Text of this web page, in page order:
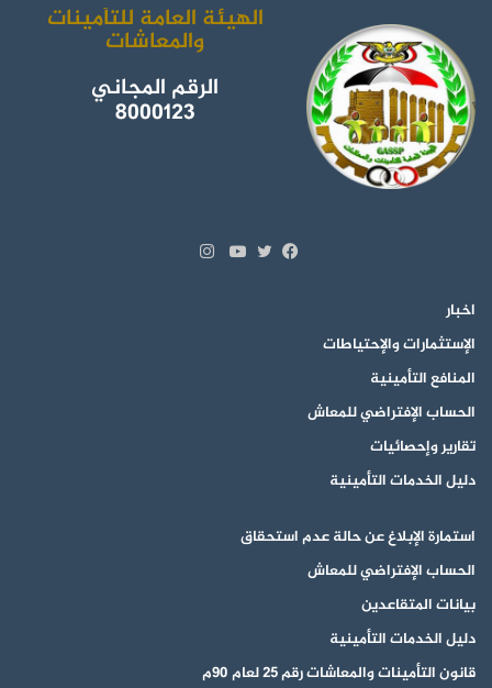
الهيئة العامة للتأمينات
والمعاشات
الرقم المجاني
8000123
اخبار
الإستثمارات والإحتياطات
المنافع التأمينية
الحساب الإفتراضي للمعاش
تقارير وإحصائيات
دليل الخدمات التأمينية
استمارة الإبلاغ عن حالة عدم استحقاق
الحساب الإفتراضي للمعاش
بيانات المتقاعدين
دليل الخدمات التأمينية
قانون التأمينات والمعاشات رقم 25 لعام 90م